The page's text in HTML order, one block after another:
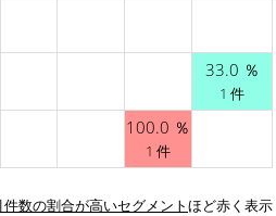
33.0 ％
1 件
100.0 ％
1 件
件数の割合が高いセグメントほど赤く表示